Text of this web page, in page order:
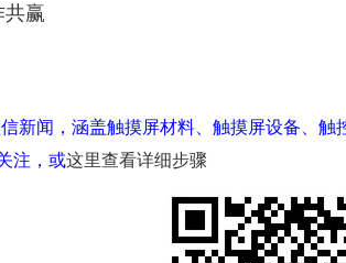
共赢
新闻，涵盖触摸屏材料、触摸屏设备、
注，或这里查看详细步骤